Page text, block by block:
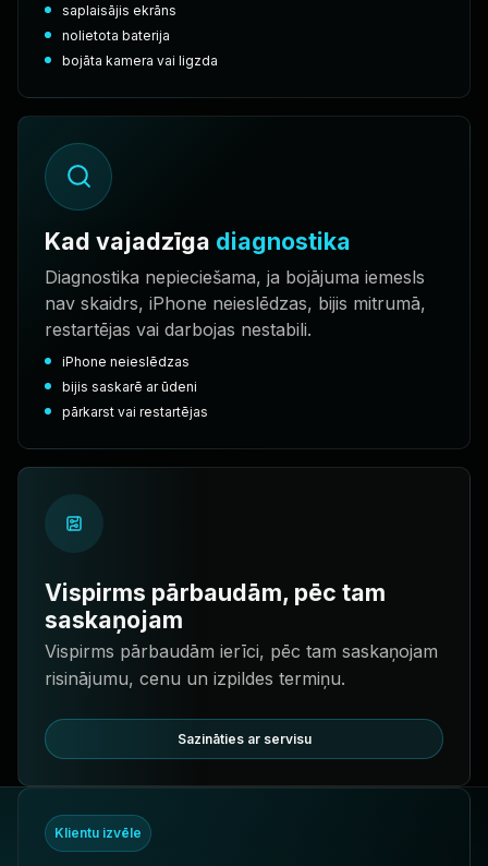
saplaisājis ekrāns
nolietota baterija
bojāta kamera vai ligzda
Kad vajadzīga diagnostika
Diagnostika nepieciešama, ja bojājuma iemesls
nav skaidrs, iPhone neieslēdzas, bijis mitrumā,
restartējas vai darbojas nestabili.
iPhone neieslēdzas
bijis saskarē ar ūdeni
pārkarst vai restartējas
Vispirms pārbaudām, pēc tam
saskaņojam
Vispirms pārbaudām ierīci, pēc tam saskaņojam
risinājumu, cenu un izpildes termiņu.
Sazināties ar servisu
Klientu izvēle